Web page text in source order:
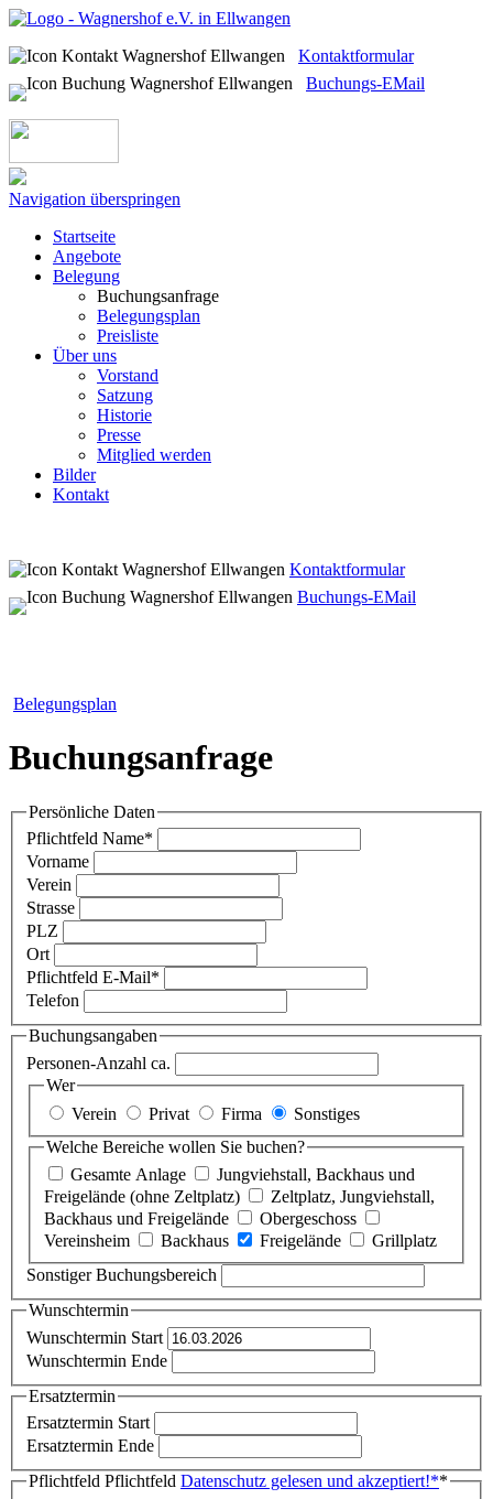
Kontaktformular
Buchungs-EMail
Navigation überspringen
Startseite
Angebote
Belegung
Buchungsanfrage
Belegungsplan
Preisliste
Über uns
Vorstand
Satzung
Historie
Presse
Mitglied werden
Bilder
Kontakt
Kontaktformular
Buchungs-EMail
Belegungsplan
Buchungsanfrage
Persönliche Daten
Pflichtfeld Name*
Vorname
Verein
Strasse
PLZ
Ort
Pflichtfeld E-Mail*
Telefon
Buchungsangaben
Personen-Anzahl ca.
Wer
Verein
Privat Firma
Sonstiges
Welche Bereiche wollen Sie buchen?
Gesamte Anlage
Jungviehstall, Backhaus und
Freigelände (ohne Zeltplatz)
Zeltplatz, Jungviehstall,
Backhaus und Freigelände
Obergeschoss
Vereinsheim
Backhaus Freigelände
Grillplatz
Sonstiger Buchungsbereich
Wunschtermin
Wunschtermin Start
Wunschtermin Ende
Ersatztermin
Ersatztermin Start
Ersatztermin Ende
Pflichtfeld Pflichtfeld Datenschutz gelesen und akzeptiert!**